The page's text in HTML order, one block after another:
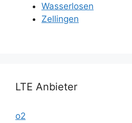
Wasserlosen
Zellingen
LTE Anbieter
o2